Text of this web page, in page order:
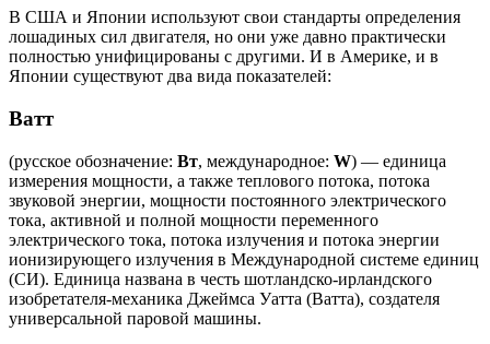
В США и Японии используют свои стандарты определения
лошадиных сил двигателя, но они уже давно практически
полностью унифицированы с другими. И в Америке, и в
Японии существуют два вида показателей:
Ватт
(русское обозначение: Вт, международное: W) — единица
измерения мощности, а также теплового потока, потока
звуковой энергии, мощности постоянного электрического
тока, активной и полной мощности переменного
электрического тока, потока излучения и потока энергии
ионизирующего излучения в Международной системе единиц
(СИ). Единица названа в честь шотландско-ирландского
изобретателя-механика Джеймса Уатта (Ватта), создателя
универсальной паровой машины.